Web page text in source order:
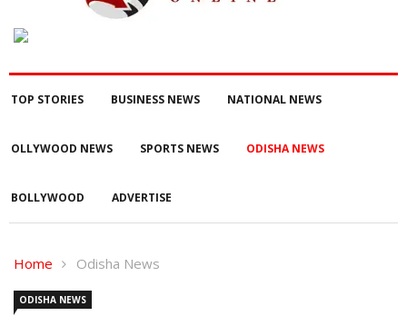
TOP STORIES BUSINESS NEWS NATIONAL NEWS
OLLYWOOD NEWS SPORTS NEWS ODISHA NEWS
BOLLYWOOD ADVERTISE
Home Odisha News
ODISHA NEWS